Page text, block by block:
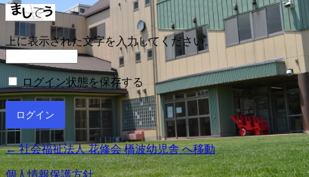
上に表示された文字を入力してください。
ログイン状態を保存する
← 社会福祉法人 花修会 橋波幼児舎 へ移動